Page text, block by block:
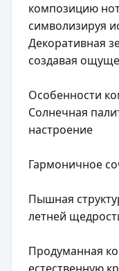
композицию
символизируя
Декоративная
создавая
Особенности
Солнечная
настроение
Гармоничное
Пышная
летней
Продуманная